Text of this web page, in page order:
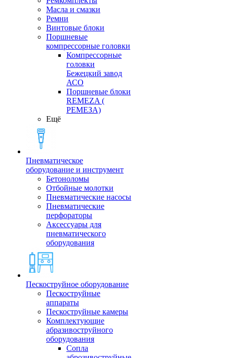
Масла и смазки
Ремни
Винтовые блоки
Поршневые
компрессорные головки
Компрессорные
головки
Бежецкий завод
АСО
Поршневые блоки
REMEZA (
РЕМЕЗА)
Ещё
Пневматическое
оборудование и инструмент
Бетоноломы
Отбойные молотки
Пневматические насосы
Пневматические
перфораторы
Аксессуары для
пневматического
оборудования
Пескоструйное оборудование
Пескоструйные
аппараты
Пескоструйные камеры
Комплектующие
абразивоструйного
оборудования
Сопла